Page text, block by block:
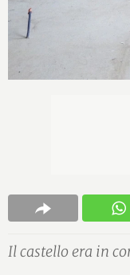
Il castello era in